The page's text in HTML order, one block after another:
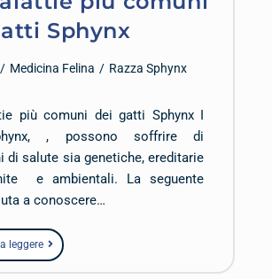
Sphynx
/ Medicina Felina / Razza Sphynx
più comuni dei gatti Sphynx I
, possono soffrire di
di salute sia genetiche, ereditarie
e ambientali. La seguente
a conoscere…
leggere